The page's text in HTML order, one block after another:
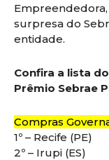
surpresa do
entidade.
Confira a lista
Prêmio Sebrae
Compras
1º – Recife (PE)
2º – Irupi (ES)